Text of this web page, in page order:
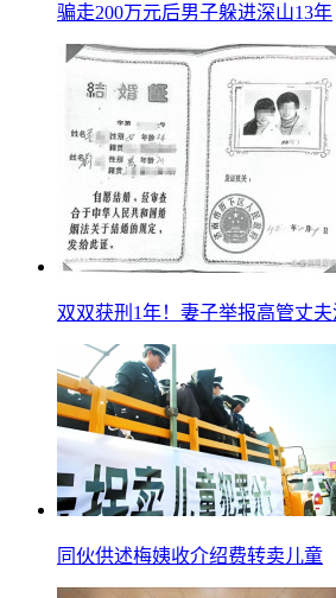
骗走200万元后男子躲进深山13年
双双获刑1年！妻子举报高管丈
同伙供述梅姨收介绍费转卖儿童